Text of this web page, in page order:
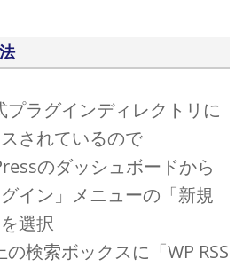
プラグインディレクトリに
されているので
のダッシュボードから
グイン」メニューの「新規
選択
の検索ボックスに「WP RSS